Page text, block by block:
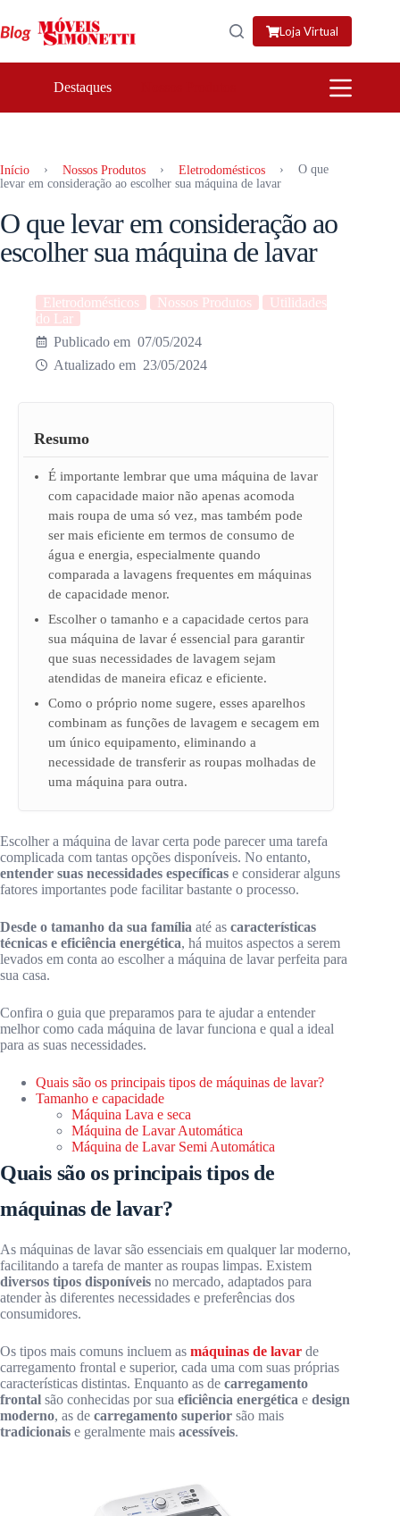
para
o
Loja Virtual
Destaques
Início › Nossos Produtos › Eletrodomésticos ›
O que
levar em consideração ao escolher sua máquina de lavar
O que levar em consideração ao
escolher sua máquina de lavar
Eletrodomésticos Nossos Produtos
Utilidades
do Lar
07/05/2024
23/05/2024
Resumo
É importante lembrar que uma máquina de lavar
com capacidade maior não apenas acomoda
mais roupa de uma só vez, mas também pode
ser mais eficiente em termos de consumo de
água e energia, especialmente quando
comparada a lavagens frequentes em máquinas
de capacidade menor.
Escolher o tamanho e a capacidade certos para
sua máquina de lavar é essencial para garantir
que suas necessidades de lavagem sejam
atendidas de maneira eficaz e eficiente.
Como o próprio nome sugere, esses aparelhos
combinam as funções de lavagem e secagem em
um único equipamento, eliminando a
necessidade de transferir as roupas molhadas de
uma máquina para outra.
Escolher a máquina de lavar certa pode parecer uma tarefa
complicada com tantas opções disponíveis. No entanto,
entender suas necessidades específicas e considerar alguns
fatores importantes pode facilitar bastante o processo.
Desde o tamanho da sua família até as características
técnicas e eficiência energética, há muitos aspectos a serem
levados em conta ao escolher a máquina de lavar perfeita para
sua casa.
Confira o guia que preparamos para te ajudar a entender
melhor como cada máquina de lavar funciona e qual a ideal
para as suas necessidades.
Quais são os principais tipos de máquinas de lavar?
Tamanho e capacidade
Máquina Lava e seca
Máquina de Lavar Automática
Máquina de Lavar Semi Automática
Quais são os principais tipos de
máquinas de lavar?
As máquinas de lavar são essenciais em qualquer lar moderno,
facilitando a tarefa de manter as roupas limpas. Existem
diversos tipos disponíveis no mercado, adaptados para
atender às diferentes necessidades e preferências dos
consumidores.
Os tipos mais comuns incluem as máquinas de lavar de
carregamento frontal e superior, cada uma com suas próprias
características distintas. Enquanto as de carregamento
frontal são conhecidas por sua eficiência energética e design
moderno, as de carregamento superior são mais
tradicionais e geralmente mais acessíveis.